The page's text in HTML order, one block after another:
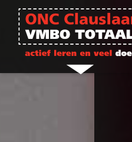
Ga naar de inhoud